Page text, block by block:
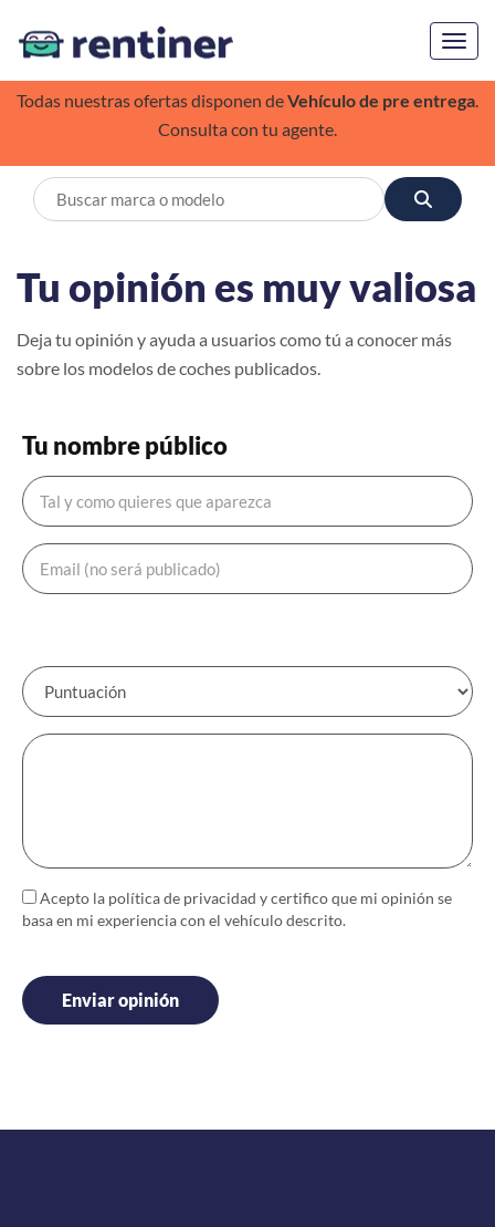
Todas nuestras ofertas disponen deVehículo de pre entrega.
Consulta con tu agente.
Tu opinión es muy valiosa
Deja tu opinión y ayuda a usuarios como tú a conocer más
sobre los modelos de coches publicados.
Tu nombre público
Acepto la política de privacidad y certifico que mi opinión se
basa en mi experiencia con el vehículo descrito.